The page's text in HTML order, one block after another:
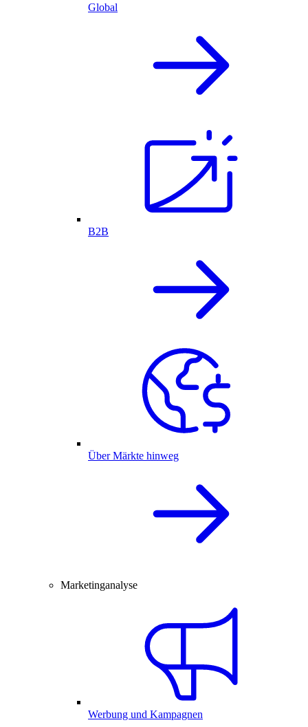
Global
B2B
Über Märkte hinweg
Marketinganalyse
Werbung und Kampagnen